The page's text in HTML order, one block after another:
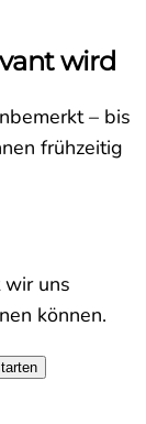
wird
– bis
frühzeitig
uns
können.
→